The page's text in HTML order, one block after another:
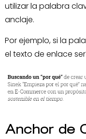
utilizar la palabra
anclaje.
Por ejemplo, si la
el texto de enlace
Anchor de